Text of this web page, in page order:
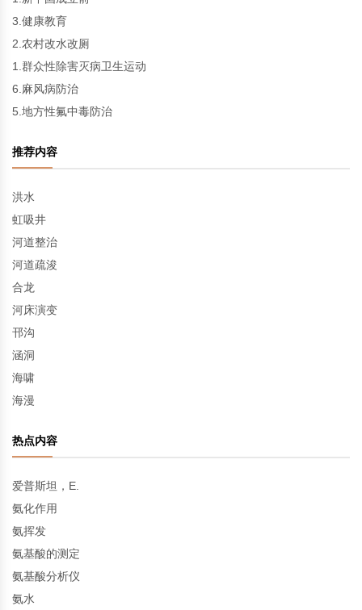
3.健康教育
2.农村改水改厕
1.群众性除害灭病卫生运动
6.麻风病防治
5.地方性氟中毒防治
推荐内容
洪水
虹吸井
河道整治
河道疏浚
合龙
河床演变
邗沟
涵洞
海啸
海漫
热点内容
爱普斯坦，E.
氨化作用
氨挥发
氨基酸的测定
氨基酸分析仪
氨水